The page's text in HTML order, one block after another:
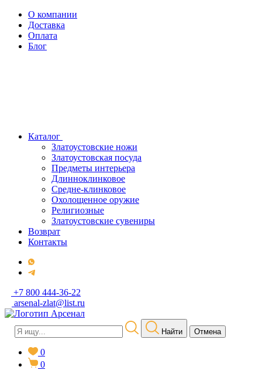
О компании
Доставка
Оплата
Блог
Каталог
Златоустовские ножи
Златоустовская посуда
Предметы интерьера
Длинноклинковое
Средне-клинковое
Охолощенное оружие
Религиозные
Златоустовские сувениры
Возврат
Контакты
+7 800 444-36-22
arsenal-zlat@list.ru
Найти Отмена
0
0